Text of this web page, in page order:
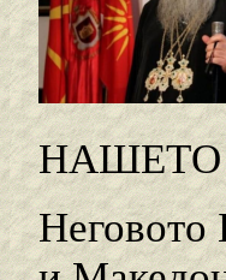
НАШЕТО
Неговото